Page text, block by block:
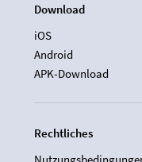
Download
iOS
Android
APK-Download
Rechtliches